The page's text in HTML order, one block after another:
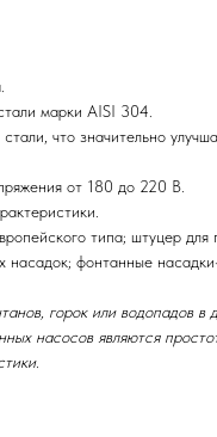
марки AISI 304.
что значительно
от 180 до 220 В.
типа; штуцер для
насадок; фонтанные
горок или водопадов в
насосов являются